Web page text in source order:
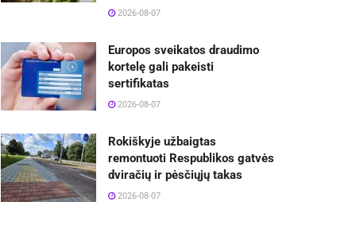
2026-08-07
Europos sveikatos draudimo
kortelę gali pakeisti
sertifikatas
2026-08-07
Rokiškyje užbaigtas
remontuoti Respublikos gatvės
dviračių ir pėsčiųjų takas
2026-08-07